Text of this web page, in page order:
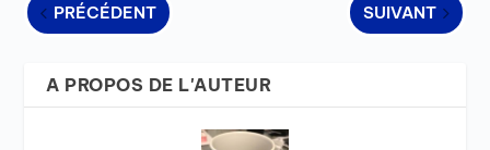
PRÉCÉDENT SUIVANT
A PROPOS DE L'AUTEUR